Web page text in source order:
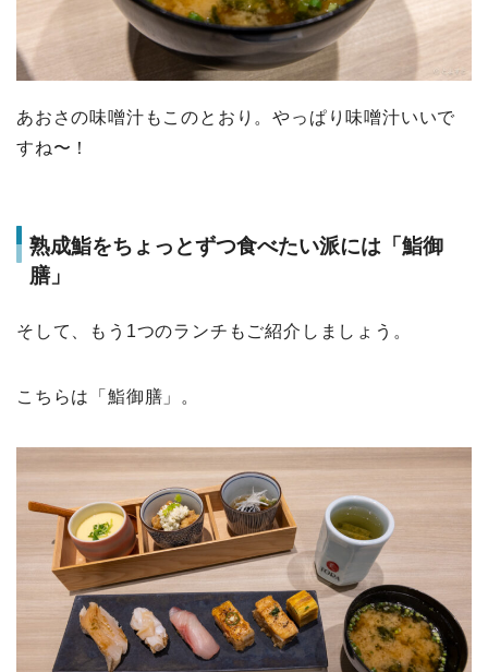
あおさの味噌汁もこのとおり。やっぱり味噌汁いいで
すね〜！
熟成鮨をちょっとずつ食べたい派には「鮨御
膳」
そして、もう1つのランチもご紹介しましょう。
こちらは「鮨御膳」。